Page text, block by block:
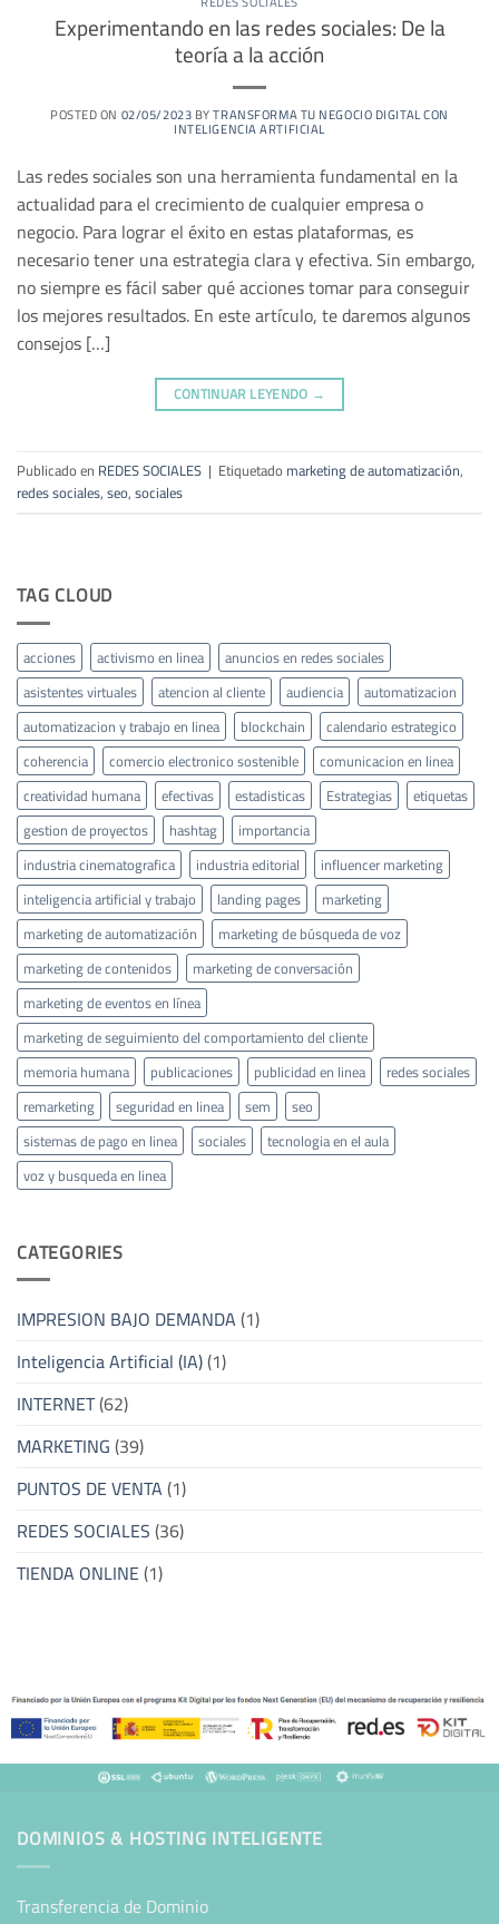
Experimentando en las redes sociales: De la
teoría a la acción
POSTED ON 02/05/2023BYTRANSFORMA TU NEGOCIO DIGITAL CON
INTELIGENCIA ARTIFICIAL
Las redes sociales son una herramienta fundamental en la
actualidad para el crecimiento de cualquier empresa o
negocio. Para lograr el éxito en estas plataformas, es
necesario tener una estrategia clara y efectiva. Sin embargo,
no siempre es fácil saber qué acciones tomar para conseguir
los mejores resultados. En este artículo, te daremos algunos
consejos […]
CONTINUAR LEYENDO →
Publicado en REDES SOCIALES | Etiquetado marketing de automatización,
redes sociales,seo,sociales
TAG CLOUD
acciones activismo en linea
anuncios en redes sociales
asistentes virtuales
atencion al cliente audiencia
automatizacion
automatizacion y trabajo en linea
blockchain
calendario estrategico
coherencia
comercio electronico sostenible
comunicacion en linea
creatividad humana
efectivas estadisticas Estrategias
etiquetas
gestion de proyectos
hashtag
importancia
industria cinematografica
industria editorial
influencer marketing
inteligencia artificial y trabajo
landing pages
marketing
marketing de automatización
marketing de búsqueda de voz
marketing de contenidos
marketing de conversación
marketing de eventos en línea
marketing de seguimiento del comportamiento del cliente
memoria humana
publicaciones publicidad en linea
redes sociales
remarketing
seguridad en linea sem
seo
sistemas de pago en linea
sociales
tecnologia en el aula
voz y busqueda en linea
CATEGORIES
IMPRESION BAJO DEMANDA(1)
Inteligencia Artificial (IA)(1)
INTERNET(62)
MARKETING(39)
PUNTOS DE VENTA(1)
REDES SOCIALES(36)
TIENDA ONLINE(1)
DOMINIOS & HOSTING INTELIGENTE
Transferencia de Dominio